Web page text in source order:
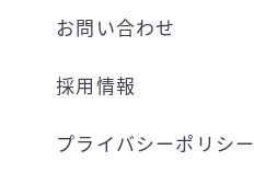
お問い合わせ
採用情報
プライバシーポリシー